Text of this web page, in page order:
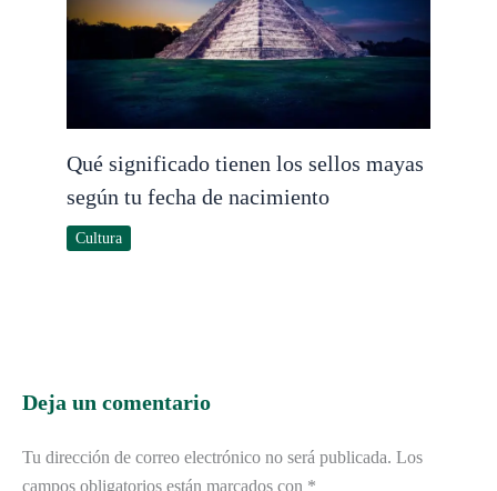
Qué significado tienen los sellos mayas
según tu fecha de nacimiento
Cultura
Deja un comentario
Tu dirección de correo electrónico no será publicada. Los
campos obligatorios están marcados con *